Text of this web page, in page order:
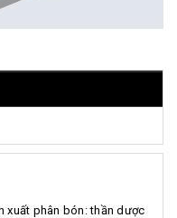
xuất phân bón: thần dược